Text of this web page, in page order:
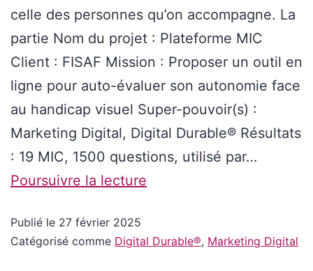
celle des personnes qu’on accompagne. La
partie Nom du projet : Plateforme MIC
Client : FISAF Mission : Proposer un outil en
ligne pour auto-évaluer son autonomie face
au handicap visuel Super-pouvoir(s) :
Marketing Digital, Digital Durable® Résultats
: 19 MIC, 1500 questions, utilisé par…
Poursuivre la lecture
Publié le 27 février 2025
Catégorisé comme Digital Durable®, Marketing Digital